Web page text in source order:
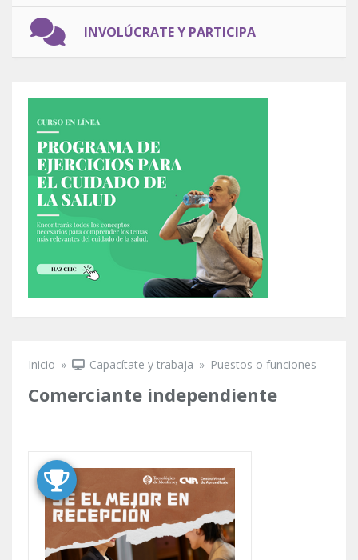
INVOLÚCRATE Y PARTICIPA
Inicio » Capacítate y trabaja » Puestos o funciones
Comerciante independiente